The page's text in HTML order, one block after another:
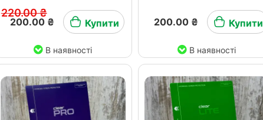
220.00 ₴
200.00 ₴ Купити
В наявності
200.00 ₴ Купити
В наявності